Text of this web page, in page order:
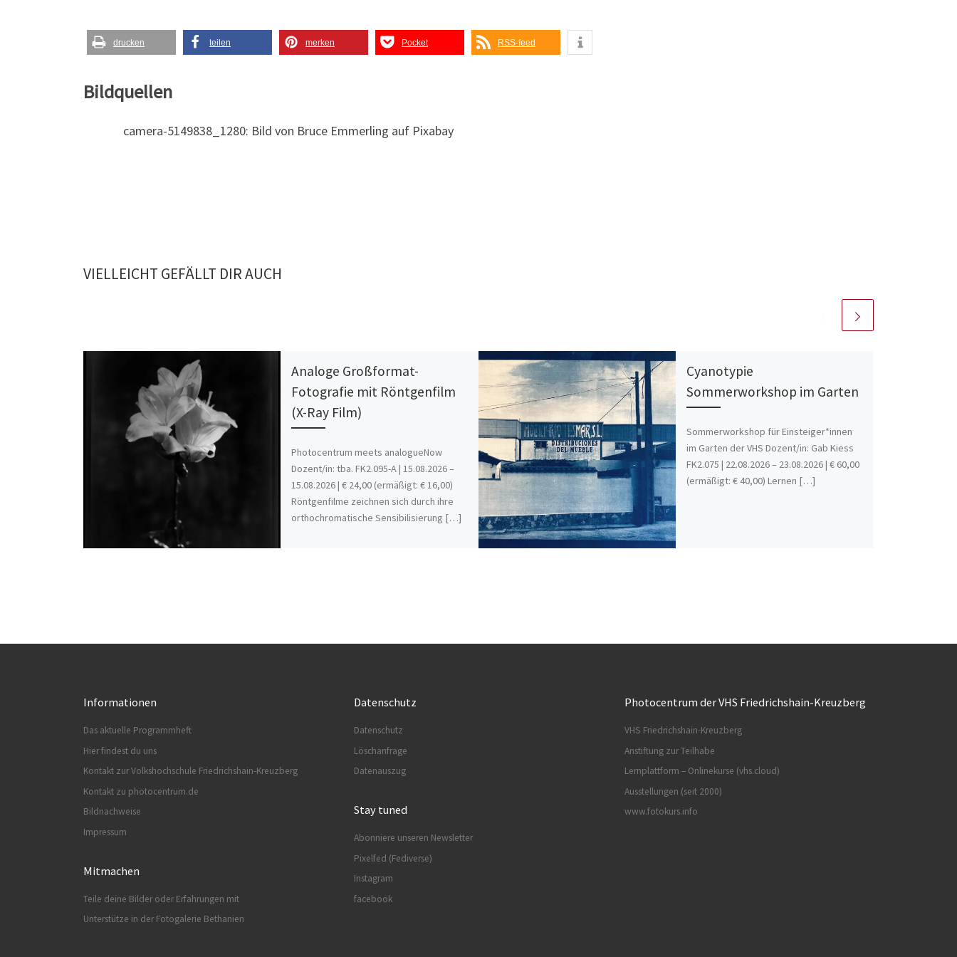
drucken teilen merken Pocket RSS-feed
Bildquellen
camera-5149838_1280: Bild von Bruce Emmerling auf Pixabay
VIELLEICHT GEFÄLLT DIR AUCH
Analoge Großformat-
Fotografie mit Röntgenfilm
(X-Ray Film)
Photocentrum meets analogueNow
Dozent/in: tba. FK2.095-A | 15.08.2026 –
15.08.2026 | € 24,00 (ermäßigt: € 16,00)
Röntgenfilme zeichnen sich durch ihre
orthochromatische Sensibilisierung […]
Cyanotypie
Sommerworkshop im Garten
Sommerworkshop für Einsteiger*innen
im Garten der VHS Dozent/in: Gab Kiess
FK2.075 | 22.08.2026 – 23.08.2026 | € 60,00
(ermäßigt: € 40,00) Lernen […]
Informationen
Das aktuelle Programmheft
Hier findest du uns
Kontakt zur Volkshochschule Friedrichshain-Kreuzberg
Kontakt zu photocentrum.de
Bildnachweise
Impressum
Mitmachen
Teile deine Bilder oder Erfahrungen mit
Unterstütze in der Fotogalerie Bethanien
Datenschutz
Datenschutz
Löschanfrage
Datenauszug
Stay tuned
Abonniere unseren Newsletter
Pixelfed (Fediverse)
Instagram
facebook
Photocentrum der VHS Friedrichshain-Kreuzberg
VHS Friedrichshain-Kreuzberg
Anstiftung zur Teilhabe
Lernplattform – Onlinekurse (vhs.cloud)
Ausstellungen (seit 2000)
www.fotokurs.info